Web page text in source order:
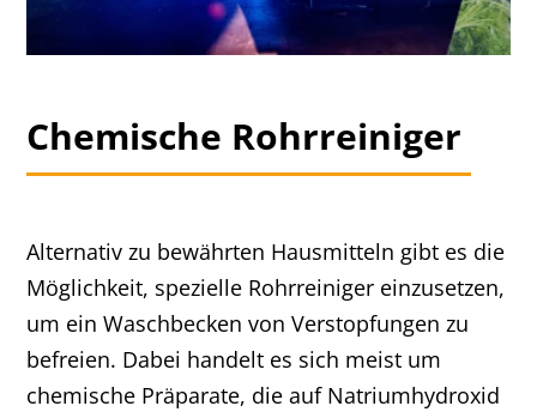
Chemische Rohrreiniger
Alternativ zu bewährten Hausmitteln gibt es die
Möglichkeit, spezielle Rohrreiniger einzusetzen,
um ein Waschbecken von Verstopfungen zu
befreien. Dabei handelt es sich meist um
chemische Präparate, die auf Natriumhydroxid